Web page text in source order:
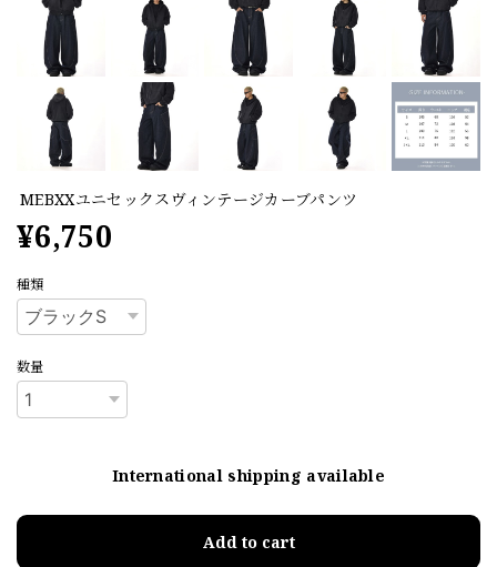
MEBXXユニセックスヴィンテージカーブパンツ
¥6,750
種類
数量
International shipping available
Add to cart